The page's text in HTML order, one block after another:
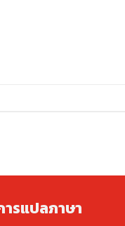
ารแปลภาษา